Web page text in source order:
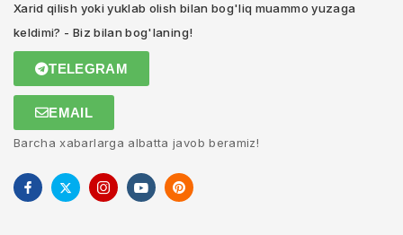
Xarid qilish yoki yuklab olish bilan bog'liq muammo yuzaga
keldimi? - Biz bilan bog'laning!
TELEGRAM
EMAIL
Barcha xabarlarga albatta javob beramiz!